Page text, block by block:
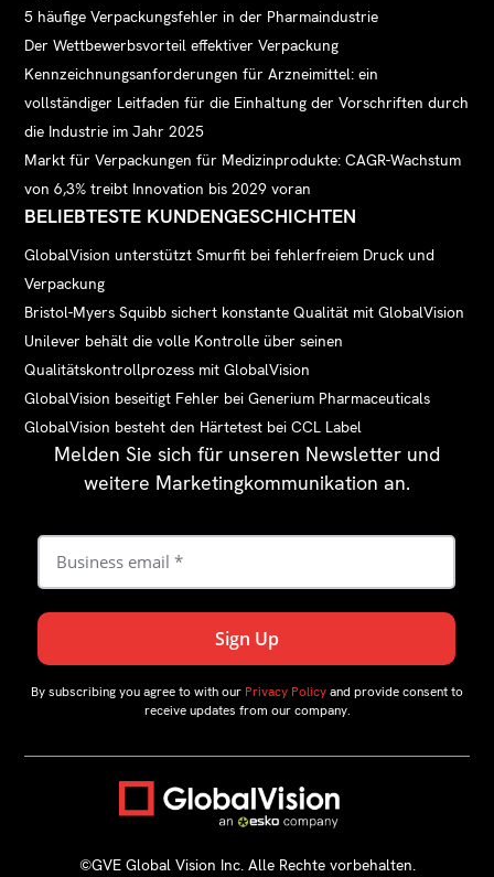
5 häufige Verpackungsfehler in der Pharmaindustrie
Der Wettbewerbsvorteil effektiver Verpackung
Kennzeichnungsanforderungen für Arzneimittel: ein
vollständiger Leitfaden für die Einhaltung der Vorschriften durch
die Industrie im Jahr 2025
Markt für Verpackungen für Medizinprodukte: CAGR-Wachstum
von 6,3% treibt Innovation bis 2029 voran
BELIEBTESTE KUNDENGESCHICHTEN
GlobalVision unterstützt Smurfit bei fehlerfreiem Druck und
Verpackung
Bristol-Myers Squibb sichert konstante Qualität mit GlobalVision
Unilever behält die volle Kontrolle über seinen
Qualitätskontrollprozess mit GlobalVision
GlobalVision beseitigt Fehler bei Generium Pharmaceuticals
GlobalVision besteht den Härtetest bei CCL Label
Melden Sie sich für unseren Newsletter und
weitere Marketingkommunikation an.
By subscribing you agree to with our Privacy Policyand provide consent to
receive updates from our company.
©GVE Global Vision Inc. Alle Rechte vorbehalten.